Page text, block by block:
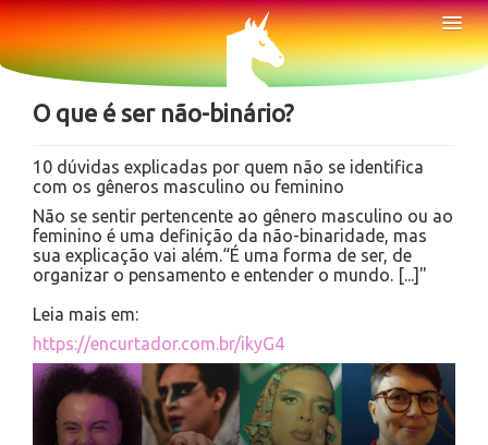
Sobre
Notícias
O que é ser não-binário?
10 dúvidas explicadas por quem não se identifica
com os gêneros masculino ou feminino
Não se sentir pertencente ao gênero masculino ou ao
feminino é uma definição da não-binaridade, mas
sua explicação vai além.“É uma forma de ser, de
organizar o pensamento e entender o mundo. [...]"
Leia mais em:
https://encurtador.com.br/ikyG4